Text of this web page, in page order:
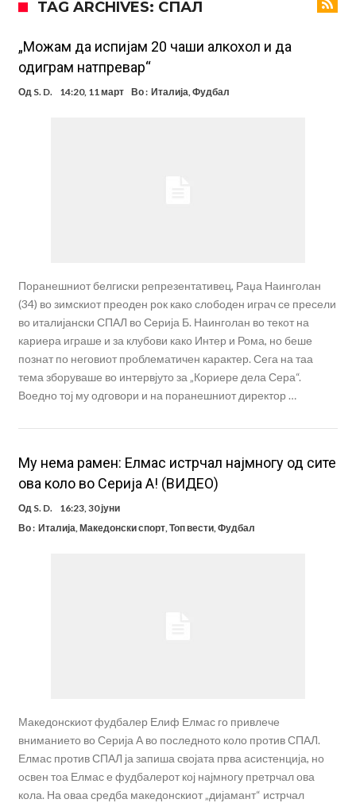
Манчестер Сити за 100 милиони евра ја носи сензацијата од СП
Се подготвува фудбалска предавство какво што не е видено од
2010 година?
Тикет на денот (недела, 09.08.2026)
Само во Турција: Салах доби милиони, а потоа градоначалникот
TAG ARCHIVES: СПАЛ
„Можам да испијам 20 чаши алкохол и да
одиграм натпревар“
Од S. D. 14:20, 11 март Во : Италија Фудбал
Поранешниот белгиски репрезентативец, Раџа Наинголан
(34) во зимскиот преоден рок како слободен играч се пресели
во италијански СПАЛ во Серија Б. Наинголан во текот на
кариера играше и за клубови како Интер и Рома, но беше
познат по неговиот проблематичен карактер. Сега на таа
тема зборуваше во интервјуто за „Кориере дела Сера“.
Воедно тој му одговори и на поранешниот директор …
Му нема рамен: Елмас истрчал најмногу од сите
ова коло во Серија А! (ВИДЕО)
Од S. D.
16:23, 30 јуни
Во : Италија,Македонски спорт,Топ вести,Фудбал
Македонскиот фудбалер Елиф Елмас го привлече
вниманието во Серија А во последното коло против СПАЛ.
Елмас против СПАЛ ја запиша својата прва асистенција, но
освен тоа Елмас е фудбалерот кој најмногу претрчал ова
кола. На оваа средба македонскиот „дијамант“ истрчал